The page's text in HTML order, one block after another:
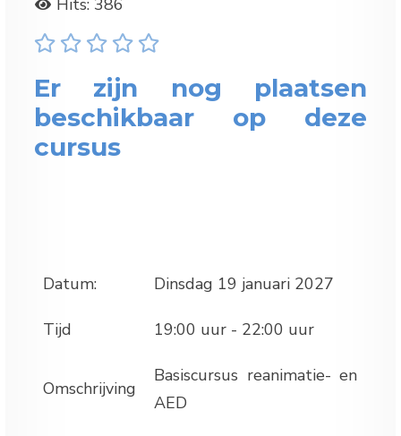
Hits: 386
Er zijn nog plaatsen
beschikbaar op deze
cursus
Datum: Dinsdag 19 januari 2027
Tijd 19:00 uur - 22:00 uur
Omschrijving
Basiscursus reanimatie- en
AED